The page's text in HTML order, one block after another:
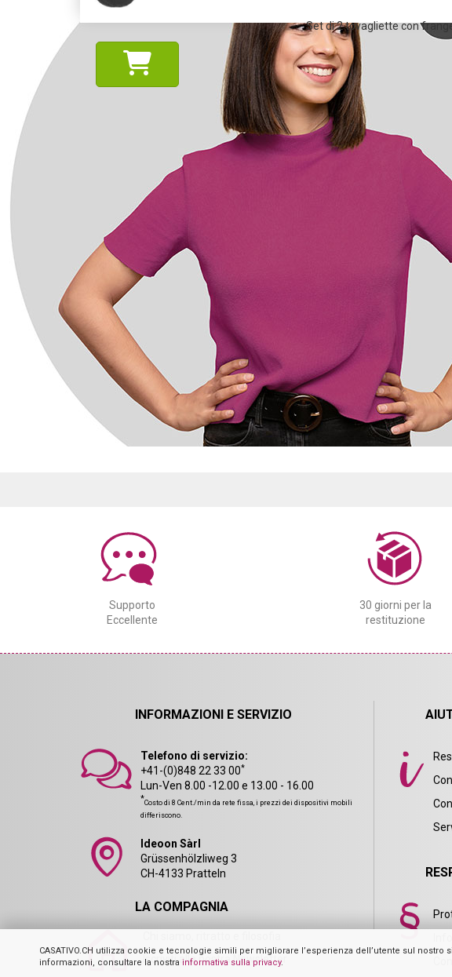
CASATIVO.CH utilizza cookie e tecnologie simili per migliorare l’esperienza dell’utente sul
informazioni, consultare la nostra informativa sulla privacy.
Set di 2 tovagliette con
Supporto
Eccellente
30 giorni per la
restituzione
INFORMAZIONI E SERVIZIO
Telefono di servizio:
+41-(0)848 22 33 00*
Lun-Ven 8.00 -12.00 e 13.00 - 16.00
*Costo di 8 Cent./min da rete fissa, i prezzi dei dispositivi mobili
differiscono.
Ideoon Sàrl
Grüssenhölzliweg 3
CH-4133 Pratteln
LA COMPAGNIA
Iscriviti alla nostra Newsletter